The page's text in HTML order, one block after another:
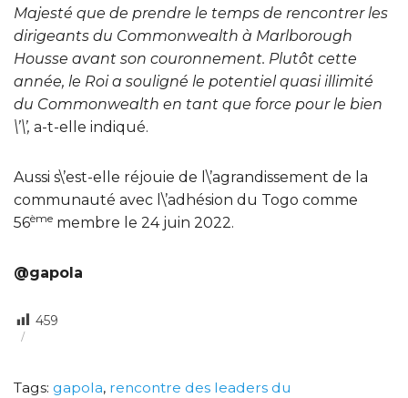
Majesté que de prendre le temps de rencontrer les
dirigeants du Commonwealth à Marlborough
Housse avant son couronnement. Plutôt cette
année, le Roi a souligné le potentiel quasi illimité
du Commonwealth en tant que force pour le bien
\’\’, a-t-elle indiqué.
Aussi s\’est-elle réjouie de l\’agrandissement de la
communauté avec l\’adhésion du Togo comme
56ème membre le 24 juin 2022.
@gapola
459
Tags: gapola, rencontre des leaders du